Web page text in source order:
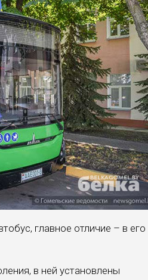
главное отличие – в его
в ней установлены